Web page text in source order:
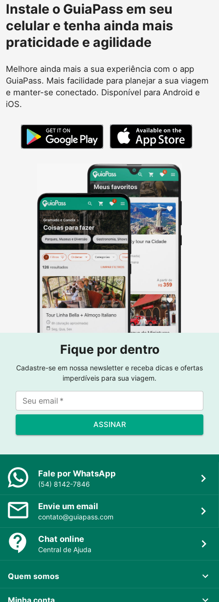
Instale o GuiaPass em seu
celular e tenha ainda mais
praticidade e agilidade
Melhore ainda mais a sua experiência com o app
GuiaPass. Mais facilidade para planejar a sua viagem
e manter-se conectado. Disponível para Android e
iOS.
Fique por dentro
Cadastre-se em nossa newsletter e receba dicas e ofertas
imperdíveis para sua viagem.
Seu email *
ASSINAR
Fale por WhatsApp
(54) 8142-7846
Envie um email
contato@guiapass.com
Chat online
Central de Ajuda
Quem somos